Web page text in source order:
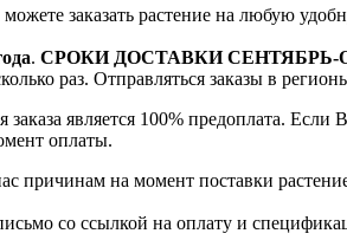
заказать растение на любую
. СРОКИ ДОСТАВКИ СЕНТЯБРЬ-
раз. Отправляться заказы в
является 100% предоплата.
оплаты.
причинам на момент поставки
со ссылкой на оплату и